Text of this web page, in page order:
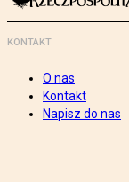
KONTAKT
O nas
Kontakt
Napisz do nas